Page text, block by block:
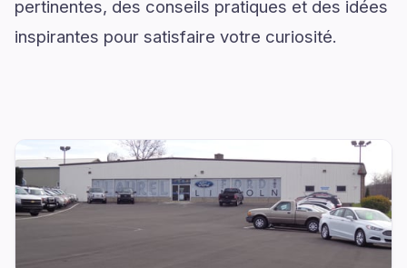
pertinentes, des conseils pratiques et des idées
inspirantes pour satisfaire votre curiosité.